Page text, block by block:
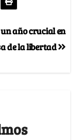
año crucial en
de la libertad